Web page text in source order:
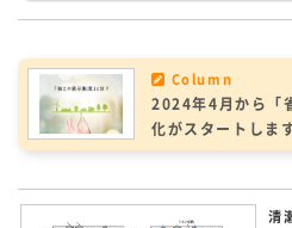
段
Column
2024年4月から「
化がスタートしま
清